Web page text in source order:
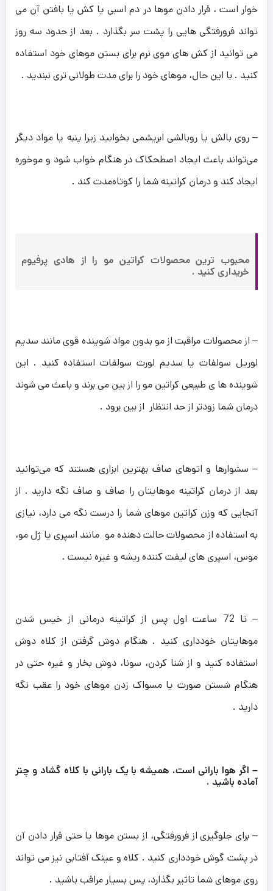
خوار است ، قرار دادن موها در دم اسبی یا کش یا بافتن آن می
تواند فرورفتگی هایی را پشت سر بگذارد . بعد از حدود سه روز
می توانید از کش های موی نرم برای بستن موهای خود استفاده
کنید . با این حال، موهای خود را برای مدت طولانی تری نبندید .
– روی بالش یا روبالشی ابریشمی بخوابید زیرا پنبه یا مواد دیگر
می‌تواند باعث ایجاد اصطحکاک در هنگام خواب شود و موخوره
ایجاد کند و درمان کراتینه شما را کوتاه‌مدت کند .
محبوب ترین محصولات کراتین مو را از هادی پرفیوم
خریداری کنید .
– از محصولات مراقبت از مو بدون مواد شوینده قوی مانند سدیم
لوریل سولفات یا سدیم لورت سولفات استفاده کنید . این
شوینده ها ی طبیعی کراتین مو را از بین می برند و باعث می شوند
درمان شما زودتر از حد انتظار از بین برود .
– سشوارها و اتوهای صاف بهترین ابزاری هستند که می‌توانید
بعد از درمان کراتینه موهایتان را صاف و صاف نگه دارید . از
آنجایی که وزن کراتین موهای شما را درست نگه می دارد، نیازی
به استفاده از محصولات حالت دهنده مو مانند اسپری یا ژل مو،
موس، اسپری های لیفت کننده ریشه و غیره نیست .
– تا 72 ساعت اول پس از کراتینه درمانی از خیس شدن
موهایتان خودداری کنید . هنگام دوش گرفتن از کلاه دوش
استفاده کنید و از شنا کردن، سونا، دوش بخار و غیره حتی در
هنگام شستن صورت یا مسواک زدن موهای خود را عقب نگه
دارید .
– اگر هوا بارانی است، همیشه با یک بارانی با کلاه گشاد و چتر
آماده باشید .
– برای جلوگیری از فرورفتگی، از بستن موها یا حتی قرار دادن آن
در پشت گوش خودداری کنید . کلاه و عینک آفتابی نیز می تواند
روی موهای شما تاثیر بگذارد، پس بسیار مراقب باشید .